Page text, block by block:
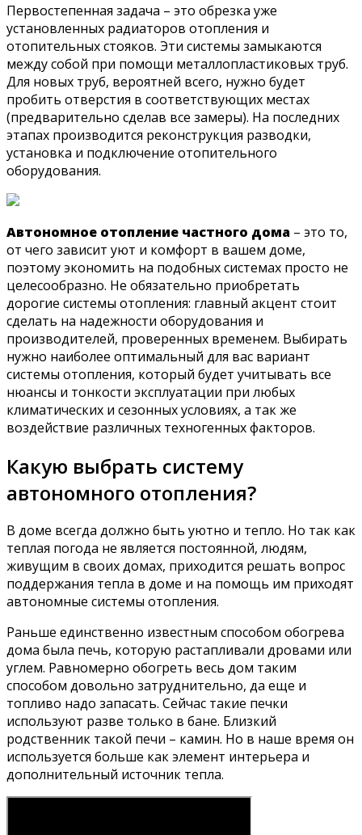
Первостепенная задача – это обрезка уже
установленных радиаторов отопления и
отопительных стояков. Эти системы замыкаются
между собой при помощи металлопластиковых труб.
Для новых труб, вероятней всего, нужно будет
пробить отверстия в соответствующих местах
(предварительно сделав все замеры). На последних
этапах производится реконструкция разводки,
установка и подключение отопительного
оборудования.
Автономное отопление частного дома – это то,
от чего зависит уют и комфорт в вашем доме,
поэтому экономить на подобных системах просто не
целесообразно. Не обязательно приобретать
дорогие системы отопления: главный акцент стоит
сделать на надежности оборудования и
производителей, проверенных временем. Выбирать
нужно наиболее оптимальный для вас вариант
системы отопления, который будет учитывать все
нюансы и тонкости эксплуатации при любых
климатических и сезонных условиях, а так же
воздействие различных техногенных факторов.
Какую выбрать систему
автономного отопления?
В доме всегда должно быть уютно и тепло. Но так как
теплая погода не является постоянной, людям,
живущим в своих домах, приходится решать вопрос
поддержания тепла в доме и на помощь им приходят
автономные системы отопления.
Раньше единственно известным способом обогрева
дома была печь, которую растапливали дровами или
углем. Равномерно обогреть весь дом таким
способом довольно затруднительно, да еще и
топливо надо запасать. Сейчас такие печки
используют разве только в бане. Близкий
родственник такой печи – камин. Но в наше время он
используется больше как элемент интерьера и
дополнительный источник тепла.